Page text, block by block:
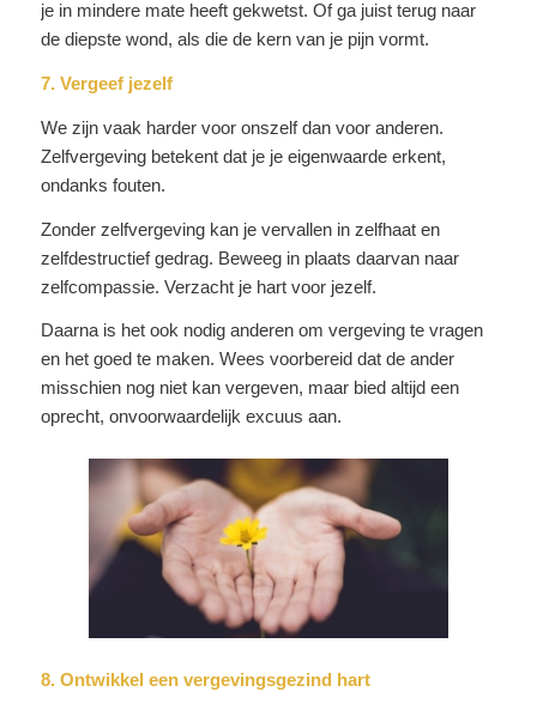
je in mindere mate heeft gekwetst. Of ga juist terug naar
de diepste wond, als die de kern van je pijn vormt.
7. Vergeef jezelf
We zijn vaak harder voor onszelf dan voor anderen.
Zelfvergeving betekent dat je je eigenwaarde erkent,
ondanks fouten.
Zonder zelfvergeving kan je vervallen in zelfhaat en
zelfdestructief gedrag. Beweeg in plaats daarvan naar
zelfcompassie. Verzacht je hart voor jezelf.
Daarna is het ook nodig anderen om vergeving te vragen
en het goed te maken. Wees voorbereid dat de ander
misschien nog niet kan vergeven, maar bied altijd een
oprecht, onvoorwaardelijk excuus aan.
8. Ontwikkel een vergevingsgezind hart